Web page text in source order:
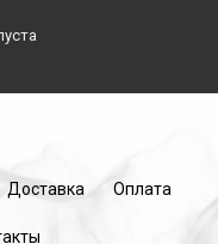
Доставка Оплата